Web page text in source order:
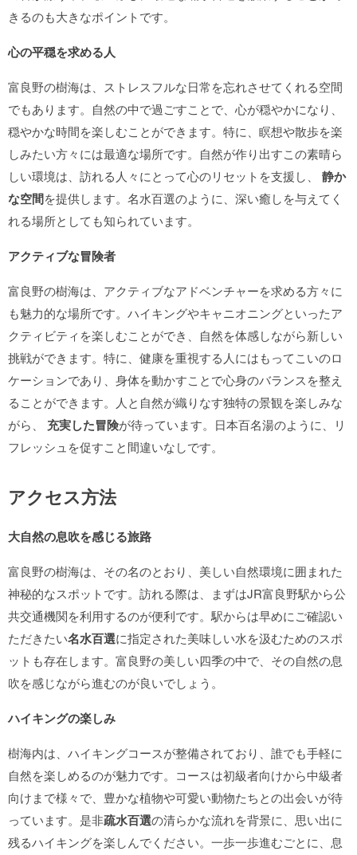
きるのも大きなポイントです。
心の平穏を求める人
富良野の樹海は、ストレスフルな日常を忘れさせてくれる空間
でもあります。自然の中で過ごすことで、心が穏やかになり、
穏やかな時間を楽しむことができます。特に、瞑想や散歩を楽
しみたい方々には最適な場所です。自然が作り出すこの素晴ら
しい環境は、訪れる人々にとって心のリセットを支援し、 静か
な空間を提供します。名水百選のように、深い癒しを与えてく
れる場所としても知られています。
アクティブな冒険者
富良野の樹海は、アクティブなアドベンチャーを求める方々に
も魅力的な場所です。ハイキングやキャニオニングといったア
クティビティを楽しむことができ、自然を体感しながら新しい
挑戦ができます。特に、健康を重視する人にはもってこいのロ
ケーションであり、身体を動かすことで心身のバランスを整え
ることができます。人と自然が織りなす独特の景観を楽しみな
がら、 充実した冒険が待っています。日本百名湯のように、リ
フレッシュを促すこと間違いなしです。
アクセス方法
大自然の息吹を感じる旅路
富良野の樹海は、その名のとおり、美しい自然環境に囲まれた
神秘的なスポットです。訪れる際は、まずはJR富良野駅から公
共交通機関を利用するのが便利です。駅からは早めにご確認い
ただきたい名水百選に指定された美味しい水を汲むためのスポ
ットも存在します。富良野の美しい四季の中で、その自然の息
吹を感じながら進むのが良いでしょう。
ハイキングの楽しみ
樹海内は、ハイキングコースが整備されており、誰でも手軽に
自然を楽しめるのが魅力です。コースは初級者向けから中級者
向けまで様々で、豊かな植物や可愛い動物たちとの出会いが待
っています。是非疏水百選の清らかな流れを背景に、思い出に
残るハイキングを楽しんでください。一歩一歩進むごとに、息